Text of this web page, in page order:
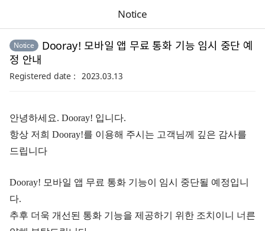
Notice
Notice
Dooray! 모바일 앱 무료 통화 기능 임시 중단 예
정 안내
Registered date 2023.03.13
안녕하세요. Dooray! 입니다.
항상 저희 Dooray!를 이용해 주시는 고객님께 깊은 감사를
드립니다
Dooray! 모바일 앱 무료 통화 기능이 임시 중단될 예정입니
다.
추후 더욱 개선된 통화 기능을 제공하기 위한 조치이니 너른